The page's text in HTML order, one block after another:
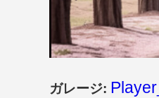
ガレージ: